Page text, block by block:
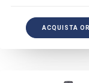
ACQUISTA